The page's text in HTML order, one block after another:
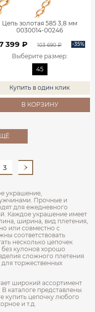
Цепь золотая 585 3,8 мм
0030014-00246
399 ₽ 103 690 ₽ -35%
Выберите размер:
45
Купить в один клик
В КОРЗИНУ
3
украшение,
Прочные и
для ежедневного
Каждое украшение имеет
ширина, вид плетения,
или совместно с
соответствовать
несколько цепочек
кулонов хорошо
сложного плетения
торжественных
широкий ассортимент
каталоге представлены
купить цепочку любого
и т.д.